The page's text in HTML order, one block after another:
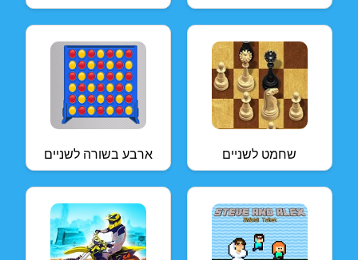
ארבע בשורה לשניים שחמט לשניים